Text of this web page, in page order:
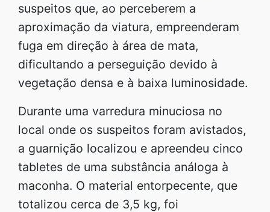
suspeitos que, ao perceberem a
aproximação da viatura, empreenderam
fuga em direção à área de mata,
dificultando a perseguição devido à
vegetação densa e à baixa luminosidade.
Durante uma varredura minuciosa no
local onde os suspeitos foram avistados,
a guarnição localizou e apreendeu cinco
tabletes de uma substância análoga à
maconha. O material entorpecente, que
totalizou cerca de 3,5 kg, foi